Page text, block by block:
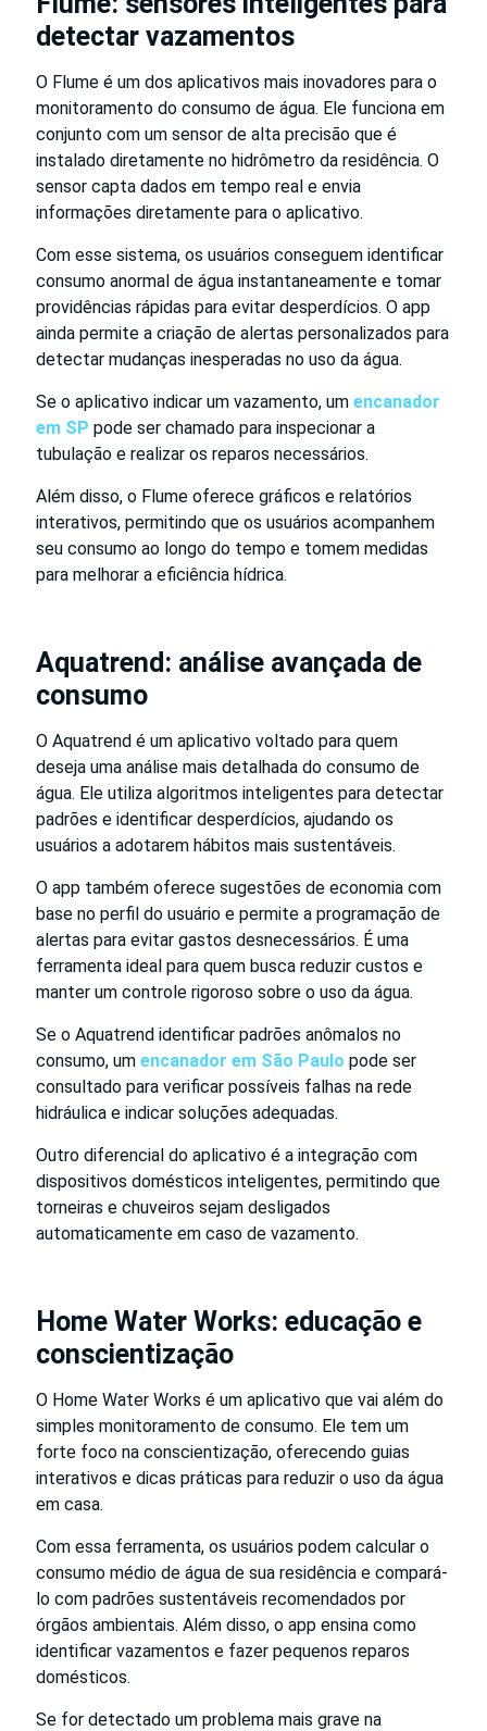
detectar vazamentos
O Flume é um dos aplicativos mais inovadores para o
monitoramento do consumo de água. Ele funciona em
conjunto com um sensor de alta precisão que é
instalado diretamente no hidrômetro da residência. O
sensor capta dados em tempo real e envia
informações diretamente para o aplicativo.
Com esse sistema, os usuários conseguem identificar
consumo anormal de água instantaneamente e tomar
providências rápidas para evitar desperdícios. O app
ainda permite a criação de alertas personalizados para
detectar mudanças inesperadas no uso da água.
Se o aplicativo indicar um vazamento, um encanador
em SP pode ser chamado para inspecionar a
tubulação e realizar os reparos necessários.
Além disso, o Flume oferece gráficos e relatórios
interativos, permitindo que os usuários acompanhem
seu consumo ao longo do tempo e tomem medidas
para melhorar a eficiência hídrica.
Aquatrend: análise avançada de
consumo
O Aquatrend é um aplicativo voltado para quem
deseja uma análise mais detalhada do consumo de
água. Ele utiliza algoritmos inteligentes para detectar
padrões e identificar desperdícios, ajudando os
usuários a adotarem hábitos mais sustentáveis.
O app também oferece sugestões de economia com
base no perfil do usuário e permite a programação de
alertas para evitar gastos desnecessários. É uma
ferramenta ideal para quem busca reduzir custos e
manter um controle rigoroso sobre o uso da água.
Se o Aquatrend identificar padrões anômalos no
consumo, um encanador em São Paulo pode ser
consultado para verificar possíveis falhas na rede
hidráulica e indicar soluções adequadas.
Outro diferencial do aplicativo é a integração com
dispositivos domésticos inteligentes, permitindo que
torneiras e chuveiros sejam desligados
automaticamente em caso de vazamento.
Home Water Works: educação e
conscientização
O Home Water Works é um aplicativo que vai além do
simples monitoramento de consumo. Ele tem um
forte foco na conscientização, oferecendo guias
interativos e dicas práticas para reduzir o uso da água
em casa.
Com essa ferramenta, os usuários podem calcular o
consumo médio de água de sua residência e compará-
lo com padrões sustentáveis recomendados por
órgãos ambientais. Além disso, o app ensina como
identificar vazamentos e fazer pequenos reparos
domésticos.
Se for detectado um problema mais grave na